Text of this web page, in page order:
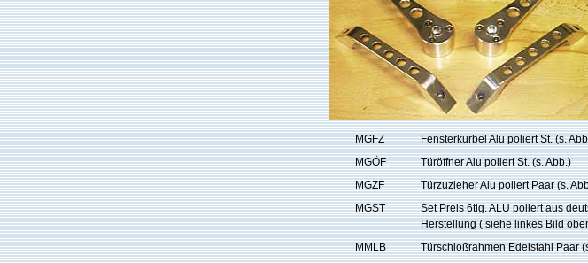
MGFZ Fensterkurbel Alu poliert St. (s.
MGÖF
Türöffner Alu poliert St. (s. Abb.)
MGZF
Türzuzieher Alu poliert Paar (s.
MGST
Set Preis 6tlg. ALU poliert aus
Herstellung ( siehe linkes Bild
MMLB Türschloßrahmen Edelstahl Paar